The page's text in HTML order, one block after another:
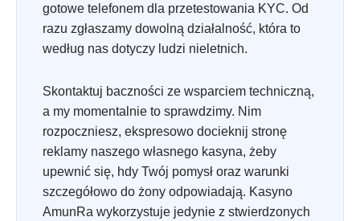
gotowe telefonem dla przetestowania KYC. Od
razu zgłaszamy dowolną działalność, która to
według nas dotyczy ludzi nieletnich.
Skontaktuj baczności ze wsparciem techniczną,
a my momentalnie to sprawdzimy. Nim
rozpoczniesz, ekspresowo docieknij stronę
reklamy naszego własnego kasyna, żeby
upewnić się, hdy Twój pomysł oraz warunki
szczegółowo do żony odpowiadają. Kasyno
AmunRa wykorzystuje jedynie z stwierdzonych